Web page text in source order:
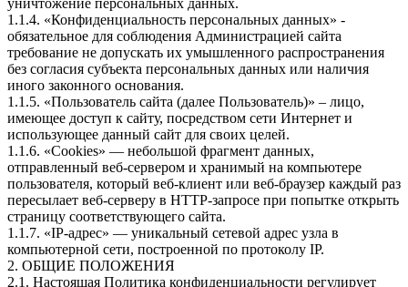
1.1.4. «Конфиденциальность персональных данных» -
обязательное для соблюдения Администрацией сайта
требование не допускать их умышленного распространения
без согласия субъекта персональных данных или наличия
иного законного основания.
1.1.5. «Пользователь сайта (далее Пользователь)» – лицо,
имеющее доступ к сайту, посредством сети Интернет и
использующее данный сайт для своих целей.
1.1.6. «Cookies» — небольшой фрагмент данных,
отправленный веб-сервером и хранимый на компьютере
пользователя, который веб-клиент или веб-браузер каждый раз
пересылает веб-серверу в HTTP-запросе при попытке открыть
страницу соответствующего сайта.
1.1.7. «IP-адрес» — уникальный сетевой адрес узла в
компьютерной сети, построенной по протоколу IP.
2. ОБЩИЕ ПОЛОЖЕНИЯ
2.1. Настоящая Политика конфиденциальности регулирует